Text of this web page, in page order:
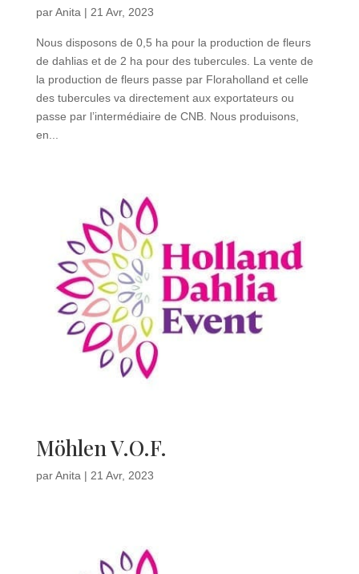
parAnita| 21 Avr, 2023
Nous disposons de 0,5 ha pour la production de fleurs
de dahlias et de 2 ha pour des tubercules. La vente de
la production de fleurs passe par Floraholland et celle
des tubercules va directement aux exportateurs ou
passe par l’intermédiaire de CNB. Nous produisons,
en...
Möhlen V.O.F.
parAnita | 21 Avr, 2023